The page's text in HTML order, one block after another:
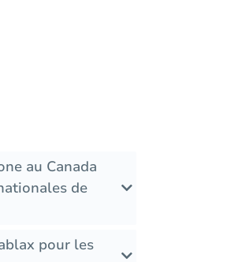
au Canada
de
pour les